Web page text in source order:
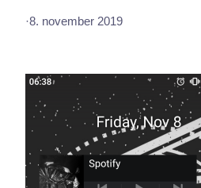
·8. november 2019